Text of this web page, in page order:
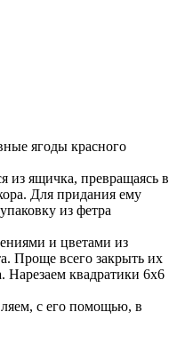
ягоды красного
из ящичка, превращаясь в
Для придания ему
из фетра
и цветами из
Проще всего закрыть их
Нарезаем квадратики 6х6
с его помощью, в